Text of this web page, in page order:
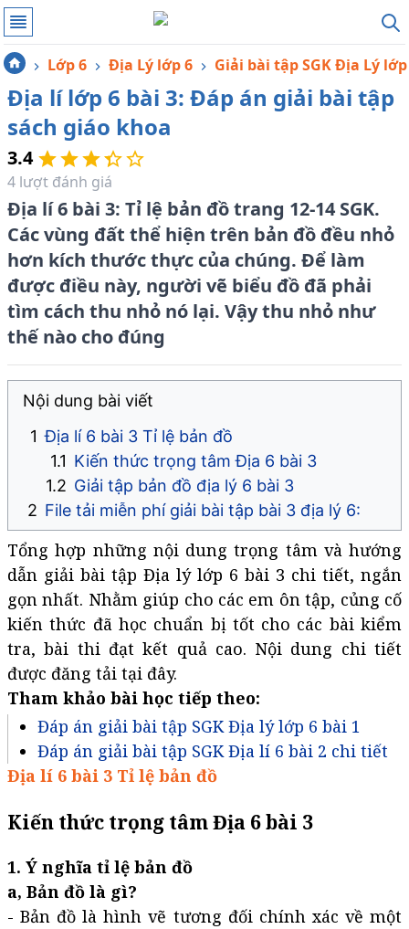
Lớp 6 Địa Lý lớp 6 Giải bài tập SGK Địa Lý
Địa lí lớp 6 bài 3: Đáp án giải bài tập
sách giáo khoa
Địa lí 6 bài 3: Tỉ lệ bản đồ trang 12-14 SGK.
Các vùng đất thể hiện trên bản đồ đều nhỏ
hơn kích thước thực của chúng. Để làm
được điều này, người vẽ biểu đồ đã phải
tìm cách thu nhỏ nó lại. Vậy thu nhỏ như
thế nào cho đúng
3.4
4 lượt đánh giá
Nội dung bài viết
Địa lí 6 bài 3 Tỉ lệ bản đồ
Kiến thức trọng tâm Địa 6 bài 3
Giải tập bản đồ địa lý 6 bài 3
File tải miễn phí giải bài tập bài 3 địa lý 6:
Tổng hợp những nội dung trọng tâm và hướng
dẫn giải bài tập Địa lý lớp 6 bài 3 chi tiết, ngắn
gọn nhất. Nhằm giúp cho các em ôn tập, củng cố
kiến thức đã học chuẩn bị tốt cho các bài kiểm
tra, bài thi đạt kết quả cao. Nội dung chi tiết
được đăng tải tại đây.
Tham khảo bài học tiếp theo:
Đáp án giải bài tập SGK Địa lý lớp 6 bài 1
Đáp án giải bài tập SGK Địa lí 6 bài 2 chi tiết
Địa lí 6 bài 3 Tỉ lệ bản đồ
Kiến thức trọng tâm Địa 6 bài 3
1. Ý nghĩa tỉ lệ bản đồ
a, Bản đồ là gì?
- Bản đồ là hình vẽ tương đối chính xác về một